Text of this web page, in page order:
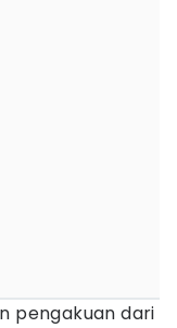
pengakuan dari